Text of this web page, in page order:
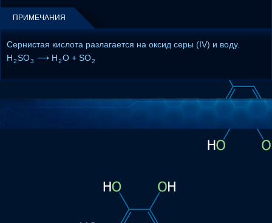
ПРИМЕЧАНИЯ
Сернистая кислота разлагается на оксид серы (IV) и воду.
H2SO3 ⟶ H2O + SO2